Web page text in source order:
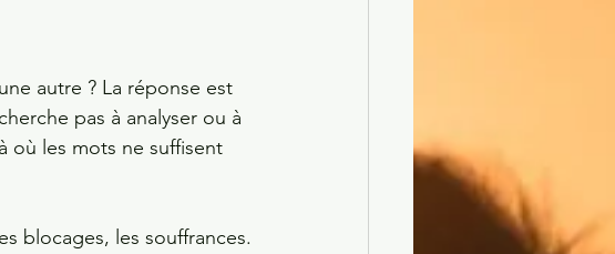
autre ? La réponse est
pas à analyser ou à
où les mots ne suffisent
blocages, les souffrances.